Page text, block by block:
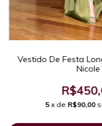
Vestido De Festa
Nicole
5 x de R$90,00